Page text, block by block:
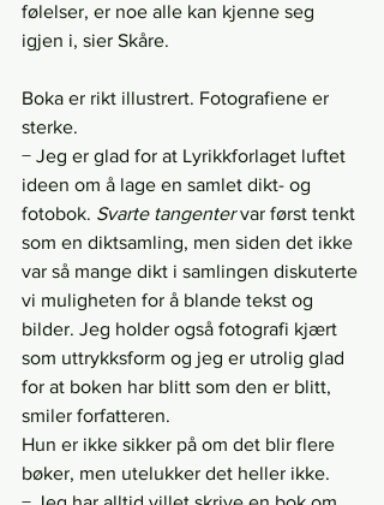
følelser, er noe alle kan kjenne seg
igjen i, sier Skåre.
Boka er rikt illustrert. Fotografiene er
sterke.
− Jeg er glad for at Lyrikkforlaget luftet
ideen om å lage en samlet dikt- og
fotobok. Svarte tangenter var først tenkt
som en diktsamling, men siden det ikke
var så mange dikt i samlingen diskuterte
vi muligheten for å blande tekst og
bilder. Jeg holder også fotografi kjært
som uttrykksform og jeg er utrolig glad
for at boken har blitt som den er blitt,
smiler forfatteren.
Hun er ikke sikker på om det blir flere
bøker, men utelukker det heller ikke.